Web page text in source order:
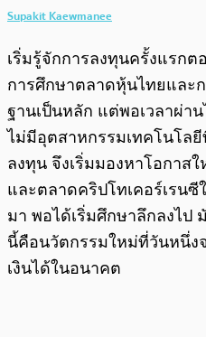
Supakit Kaewmanee
เริ่มรู้จักการลงทุนครั้งแรกต
การศึกษาตลาดหุ้นไทยและ
ฐานเป็นหลัก แต่พอเวลาผ่า
ไม่มีอุตสาหกรรมเทคโนโล
ลงทุน จึงเริ่มมองหาโอกาส
และตลาดคริปโทเคอร์เรนซี
มา พอได้เริ่มศึกษาลึกลงไป
นี้คือนวัตกรรมใหม่ที่วันหนึ่ง
เงินได้ในอนาคต